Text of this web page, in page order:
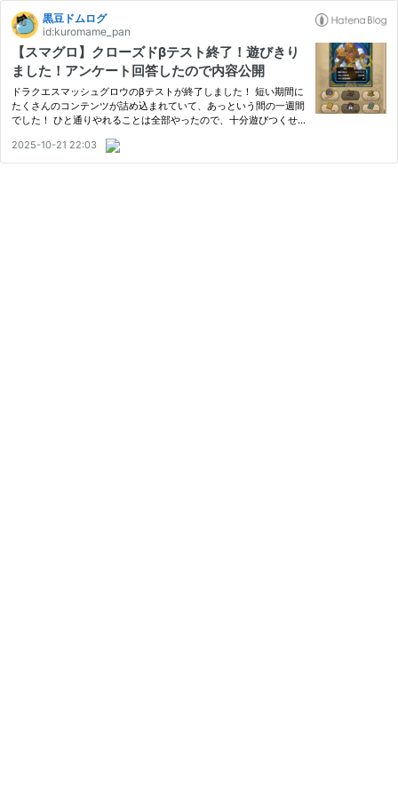
黒豆ドムログ
id:kuromame_pan
【スマグロ】クローズドβテスト終了！遊びきり
ました！アンケート回答したので内容公開
ドラクエスマッシュグロウのβテストが終了しました！ 短い期間に
たくさんのコンテンツが詰め込まれていて、あっという間の一週間
でした！ ひと通りやれることは全部やったので、十分遊びつくせ
とができます。 すでに他のブログ記事で書いた内容と重複します
が…
2025-10-21 22:03